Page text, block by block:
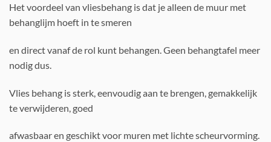
Het voordeel van vliesbehang is dat je alleen de muur met
behanglijm hoeft in te smeren
en direct vanaf de rol kunt behangen. Geen behangtafel meer
nodig dus.
Vlies behang is sterk, eenvoudig aan te brengen, gemakkelijk
te verwijderen, goed
afwasbaar en geschikt voor muren met lichte scheurvorming.